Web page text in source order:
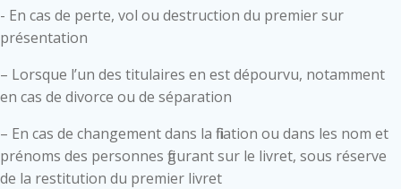
- En cas de perte, vol ou destruction du premier sur
présentation
– Lorsque l’un des titulaires en est dépourvu, notamment
en cas de divorce ou de séparation
– En cas de changement dans la filiation ou dans les nom et
prénoms des personnes figurant sur le livret, sous réserve
de la restitution du premier livret